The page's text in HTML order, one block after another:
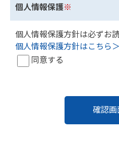
個人情報保護※
個人情報保護方針は必ずお
個人情報保護方針はこちら＞
同意する